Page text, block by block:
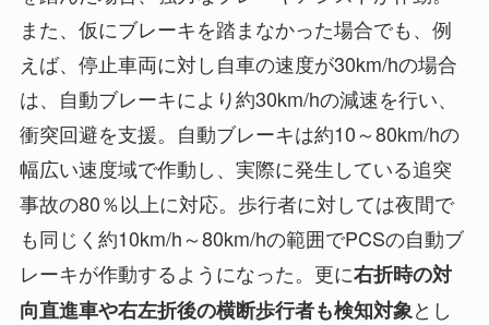
また、仮にブレーキを踏まなかった場合でも、例
えば、停止車両に対し自車の速度が30km/hの場合
は、自動ブレーキにより約30km/hの減速を行い、
衝突回避を支援。自動ブレーキは約10～80km/hの
幅広い速度域で作動し、実際に発生している追突
事故の80％以上に対応。歩行者に対しては夜間で
も同じく約10km/h～80km/hの範囲でPCSの自動ブ
レーキが作動するようになった。更に右折時の対
向直進車や右左折後の横断歩行者も検知対象とし